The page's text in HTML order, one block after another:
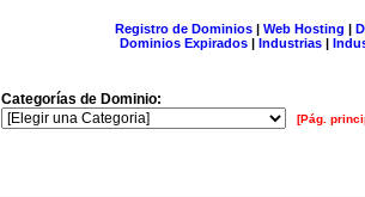
Registro de Dominios| Web Hosting |
Dominios Expirados | Industrias |
Categorías de Dominio:
[Pág.